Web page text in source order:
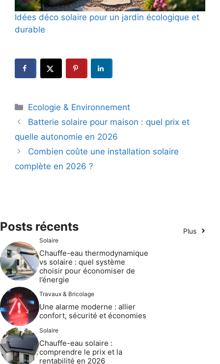
Idées déco solaire pour un jardin écologique et
durable
Catégories
Ecologie & Environnement
Batterie solaire pour maison : quel prix et
quelle autonomie en 2026
Combien coûte une installation solaire
complète en 2026 ?
Posts récents Plus
Solaire
Chauffe-eau thermodynamique
vs solaire : quel système
choisir pour économiser de
l’énergie
Travaux & Bricolage
Une alarme moderne : allier
confort, sécurité et économies
Solaire
Chauffe-eau solaire :
comprendre le prix et la
rentabilité en 2026